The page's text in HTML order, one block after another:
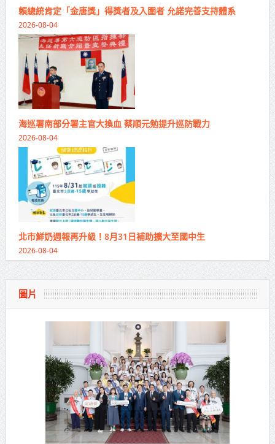
賴總統肯定「金唐獎」得獎者及入圍者 允諾完善支持體系
2026-08-04
海巡署南部分署主官大換血 蔡順元勉提升巡防戰力
2026-08-04
北市鮮奶週報再升級！8月31日補助擴大至國中生
2026-08-04
圖片